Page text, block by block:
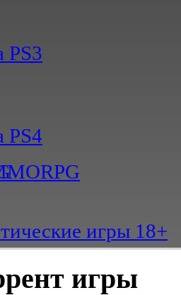
PS3
PS4
игры 18+
игры